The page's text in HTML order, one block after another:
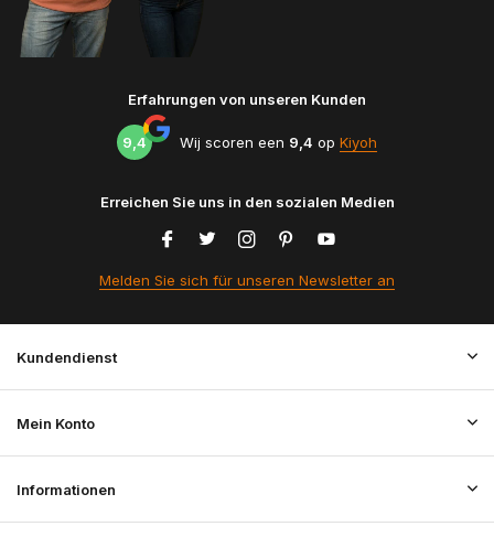
Erfahrungen von unseren Kunden
9,4 Wij scoren een 9,4 op Kiyoh
Erreichen Sie uns in den sozialen Medien
Melden Sie sich für unseren Newsletter an
Kundendienst
Mein Konto
Informationen